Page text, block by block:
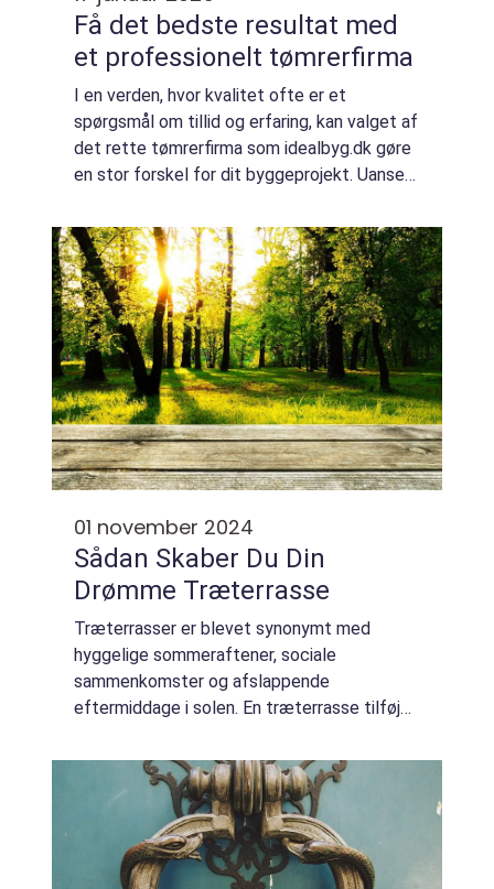
Få det bedste resultat med
et professionelt tømrerfirma
I en verden, hvor kvalitet ofte er et
spørgsmål om tillid og erfaring, kan valget af
det rette tømrerfirma som idealbyg.dk gøre
en stor forskel for dit byggeprojekt. Uanset
ell...
01 november 2024
Sådan Skaber Du Din
Drømme Træterrasse
Træterrasser er blevet synonymt med
hyggelige sommeraftener, sociale
sammenkomster og afslappende
eftermiddage i solen. En træterrasse tilføjer
skaber også et funktionel...